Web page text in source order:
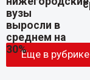
Еще в рубрике